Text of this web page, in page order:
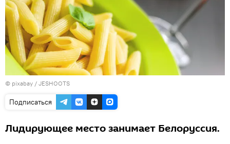
© pixabay / JESHOOTS
Подписаться
Лидирующее место занимает Белоруссия.